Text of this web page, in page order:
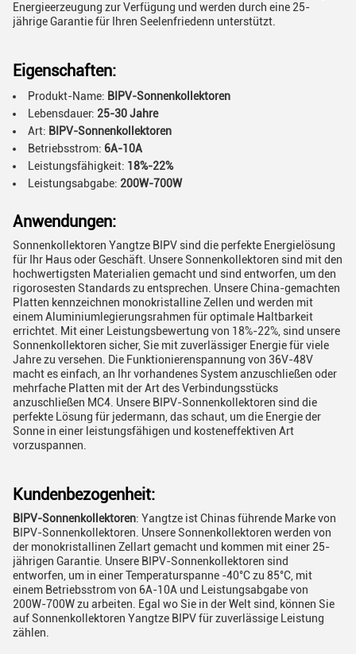
Energieerzeugung zur Verfügung und werden durch eine 25-
jährige Garantie für Ihren Seelenfriedenn unterstützt.
Eigenschaften:
Produkt-Name: BIPV-Sonnenkollektoren
Lebensdauer: 25-30 Jahre
Art: BIPV-Sonnenkollektoren
Betriebsstrom: 6A-10A
Leistungsfähigkeit: 18%-22%
Leistungsabgabe: 200W-700W
Anwendungen:
Sonnenkollektoren Yangtze BIPV sind die perfekte Energielösung
für Ihr Haus oder Geschäft. Unsere Sonnenkollektoren sind mit den
hochwertigsten Materialien gemacht und sind entworfen, um den
rigorosesten Standards zu entsprechen. Unsere China-gemachten
Platten kennzeichnen monokristalline Zellen und werden mit
einem Aluminiumlegierungsrahmen für optimale Haltbarkeit
errichtet. Mit einer Leistungsbewertung von 18%-22%, sind unsere
Sonnenkollektoren sicher, Sie mit zuverlässiger Energie für viele
Jahre zu versehen. Die Funktionierenspannung von 36V-48V
macht es einfach, an Ihr vorhandenes System anzuschließen oder
mehrfache Platten mit der Art des Verbindungsstücks
anzuschließen MC4. Unsere BIPV-Sonnenkollektoren sind die
perfekte Lösung für jedermann, das schaut, um die Energie der
Sonne in einer leistungsfähigen und kosteneffektiven Art
vorzuspannen.
Kundenbezogenheit:
BIPV-Sonnenkollektoren: Yangtze ist Chinas führende Marke von
BIPV-Sonnenkollektoren. Unsere Sonnenkollektoren werden von
der monokristallinen Zellart gemacht und kommen mit einer 25-
jährigen Garantie. Unsere BIPV-Sonnenkollektoren sind
entworfen, um in einer Temperaturspanne -40°C zu 85°C, mit
einem Betriebsstrom von 6A-10A und Leistungsabgabe von
200W-700W zu arbeiten. Egal wo Sie in der Welt sind, können Sie
auf Sonnenkollektoren Yangtze BIPV für zuverlässige Leistung
zählen.